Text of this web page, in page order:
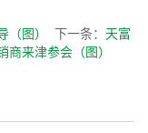
（图） 下一条： 天富
来津参会（图）